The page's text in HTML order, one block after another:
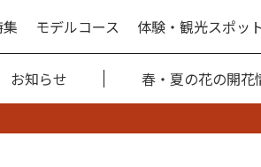
モデルコース 体験・観光スポッ
お知らせ 春・夏の花の開花